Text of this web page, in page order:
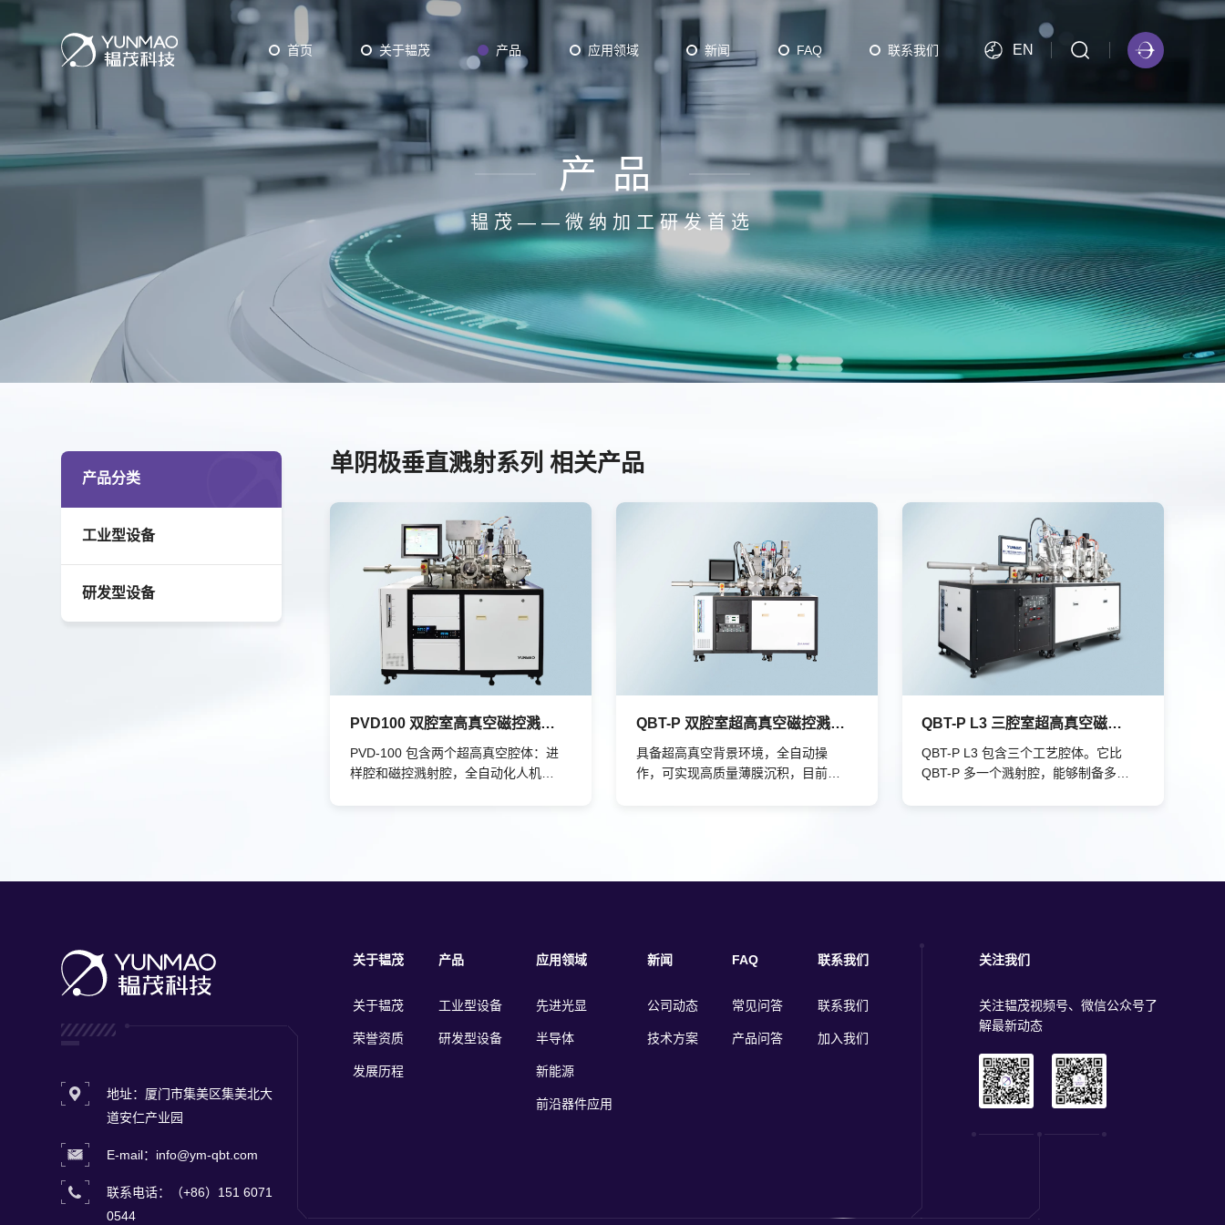
首页 关于韫茂 产品
工业型设备 Plasma Batch ALD PBATCH 批次等离子体ALD
PBATCH-A300 批次等离子体ALD（EFEM可选）
Multi PBATCH 批次等离子体ALD（EFEM可选）
Thermal Batch ALD
12 inch ALD
Powder ALD/CVD
应用领域 新闻 FAQ 联系我们 EN
产品
韫茂——微纳加工研发首选
产品分类
工业型设备
研发型设备
单阴极垂直溅射系列 相关产品
PVD100 双腔室高真空磁控溅射系统
PVD-100 包含两个超高真空腔体：进
样腔和磁控溅射腔，全自动化人机操
QBT-P 双腔室超高真空磁控溅射系统
具备超高真空背景环境，全自动操
作，可实现高质量薄膜沉积，目前韫
QBT-P L3 三腔室超高真空磁控溅射系统
QBT-P L3 包含三个工艺腔体。它比
QBT-P 多一个溅射腔，能够制备多层
地址：厦门市集美区集美北大
道安仁产业园
E-mail：info@ym-qbt.com
联系电话：（+86）151 6071
0544
关于韫茂
关于韫茂
荣誉资质
发展历程
产品
工业型设备
研发型设备
应用领域
先进光显
半导体
新能源
前沿器件应用
新闻
公司动态
技术方案
FAQ
常见问答
产品问答
联系我们
联系我们
加入我们
关注我们
关注韫茂视频号、微信公众号了
解最新动态